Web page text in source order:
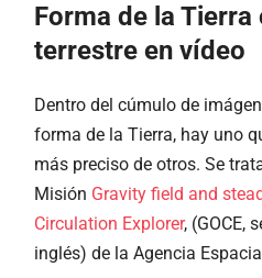
Forma de la Tierra
terrestre en vídeo
Dentro del cúmulo de
forma de la Tierra, hay uno
más preciso de otros. Se
Misión Gravity field and
Circulation Explorer, (GOCE,
inglés) de la Agencia